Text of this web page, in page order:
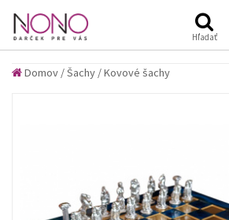
Hľadať
Domov /Šachy /Kovové šachy